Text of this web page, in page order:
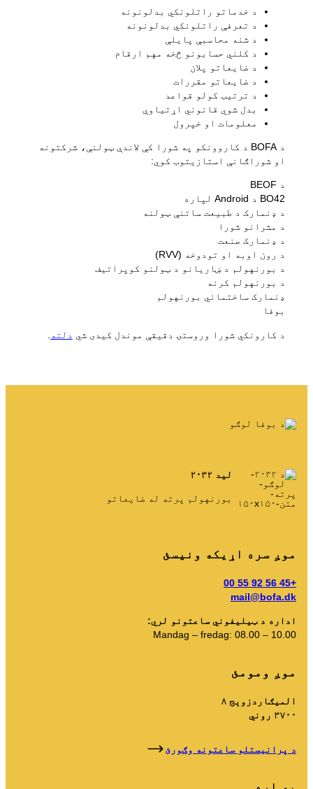
د کیلنڈر خالي کول او داسې نور.
د خدماتو راتلونکي بدلونونه
د تعرفې راتلونکي بدلونونه
د شنه محاسبې پایلې
د کلني حسابونو څخه مهم ارقام
د ضایعاتو پلان
د ضایعاتو مقررات
د ترتیب کولو قواعد
بدل شوي قانوني اړتیاوې
معلومات او خپرول
د BOFA د کاروونکو په شورا کې لاندې ټولنې، شرکتونه
او شوراګانې استازیتوب کوي:
د BEOF
BO42 د Android لپاره
د ډنمارک د طبیعت ساتنې ټولنه
د مشرانو شورا
د ډنمارک صنعت
د رون اوبه او تودوخه (RVV)
د بورنهولم د ښاریانو د ټولنو کوپراتیف
د بورنهولم کرنه
ډنمارک ساختماني بورنهولم
بوفا
د کارونکي شورا وروستۍ دقیقې موندل کیدی شي دلته
لید ۲۰۳۲
بورنهولم پرته له ضایعاتو
موږ سره اړیکه ونیسئ
+45 56 92 55 00
mail@bofa.dk
اداره د ټیلیفوني ساعتونو لري:
Mandag – fredag: 08.00 – 10.00
موږ ومومئ
المیګاردزوېج ۸
۳۷۰۰ روني
د پرانیستلو ساعتونه وګورئ